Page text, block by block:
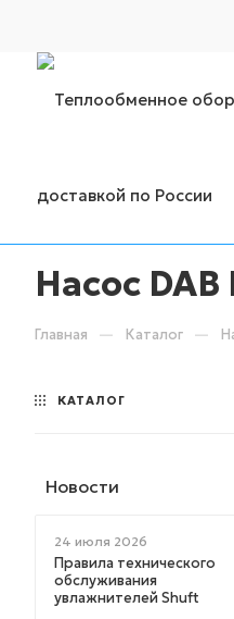
Насос
Главная — Каталог —
КАТАЛОГ
Новости
24 июля 2026
Правила технического
обслуживания
увлажнителей Shuft